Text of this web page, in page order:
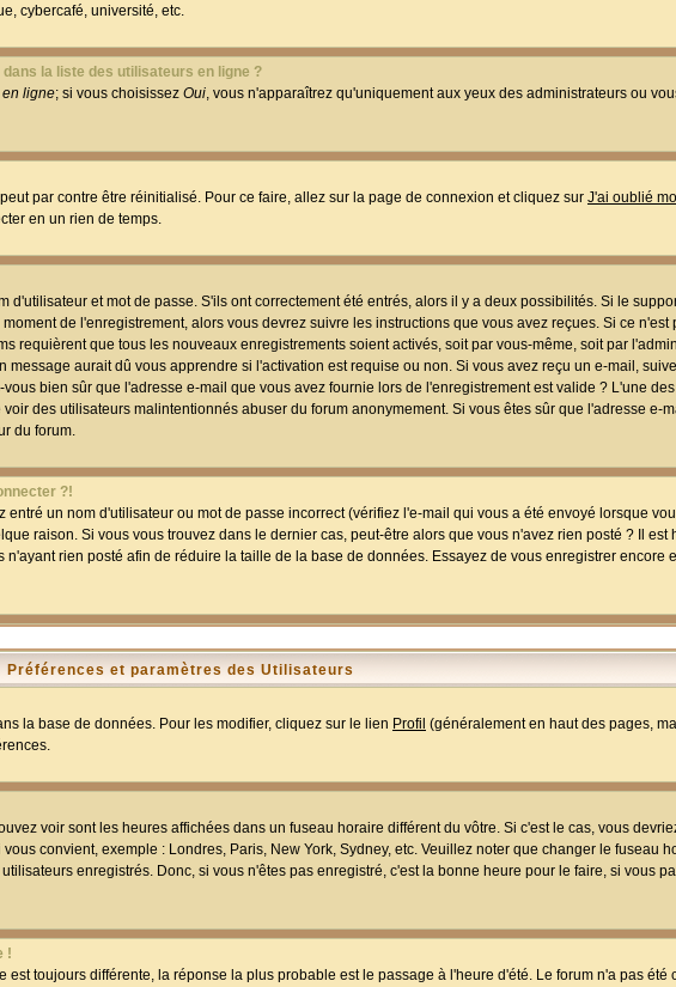
cybercafé, université, etc.
la liste des utilisateurs en ligne ?
ligne; si vous choisissez Oui, vous n'apparaîtrez qu'uniquement aux yeux des administrateurs ou
par contre être réinitialisé. Pour ce faire, allez sur la page de connexion et cliquez sur J'ai oublié
en un rien de temps.
d'utilisateur et mot de passe. S'ils ont correctement été entrés, alors il y a deux possibilités. Si le
moment de l'enregistrement, alors vous devrez suivre les instructions que vous avez reçues. Si ce n'est
requièrent que tous les nouveaux enregistrements soient activés, soit par vous-même, soit par
aurait dû vous apprendre si l'activation est requise ou non. Si vous avez reçu un e-mail,
bien sûr que l'adresse e-mail que vous avez fournie lors de l'enregistrement est valide ? L'une
des utilisateurs malintentionnés abuser du forum anonymement. Si vous êtes sûr que l'adresse e-
du forum.
?!
un nom d'utilisateur ou mot de passe incorrect (vérifiez l'e-mail qui vous a été envoyé lorsque
raison. Si vous vous trouvez dans le dernier cas, peut-être alors que vous n'avez rien posté ? Il est
rien posté afin de réduire la taille de la base de données. Essayez de vous enregistrer encore
Préférences et paramètres des Utilisateurs
la base de données. Pour les modifier, cliquez sur le lien Profil (généralement en haut des pages,
voir sont les heures affichées dans un fuseau horaire différent du vôtre. Si c'est le cas, vous
convient, exemple : Londres, Paris, New York, Sydney, etc. Veuillez noter que changer le fuseau
enregistrés. Donc, si vous n'êtes pas enregistré, c'est la bonne heure pour le faire, si vous
!
toujours différente, la réponse la plus probable est le passage à l'heure d'été. Le forum n'a pas été